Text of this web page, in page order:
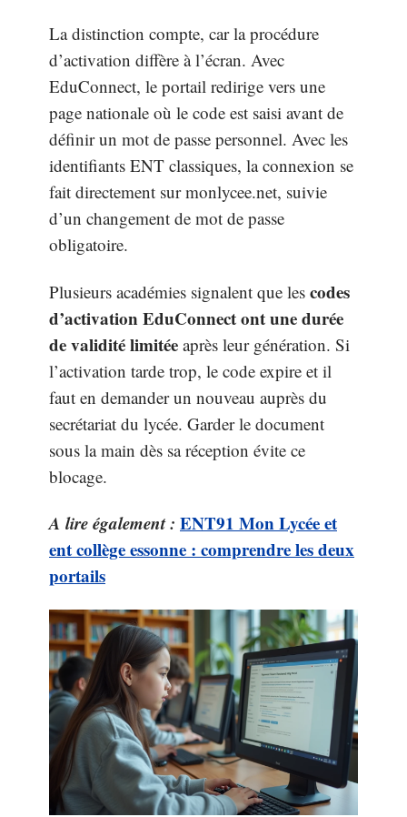
La distinction compte, car la procédure
d’activation diffère à l’écran. Avec
EduConnect, le portail redirige vers une
page nationale où le code est saisi avant de
définir un mot de passe personnel. Avec les
identifiants ENT classiques, la connexion se
fait directement sur monlycee.net, suivie
d’un changement de mot de passe
obligatoire.
Plusieurs académies signalent que les codes
d’activation EduConnect ont une durée
de validité limitée après leur génération. Si
l’activation tarde trop, le code expire et il
faut en demander un nouveau auprès du
secrétariat du lycée. Garder le document
sous la main dès sa réception évite ce
blocage.
A lire également : ENT91 Mon Lycée et
ent collège essonne : comprendre les deux
portails